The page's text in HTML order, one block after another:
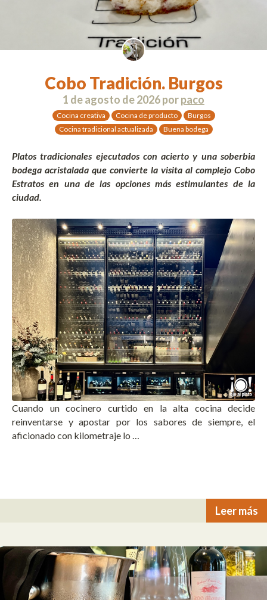
Cobo Tradición. Burgos
1 de agosto de 2026porpaco
Cocina creativa Cocina de producto
Burgos
Cocina tradicional actualizada
Buena bodega
Platos tradicionales ejecutados con acierto y una soberbia
bodega acristalada que convierte la visita al complejo Cobo
Estratos en una de las opciones más estimulantes de la
ciudad.
Cuando un cocinero curtido en la alta cocina decide
reinventarse y apostar por los sabores de siempre, el
aficionado con kilometraje lo …
Leer más